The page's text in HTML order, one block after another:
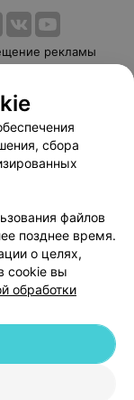
рекламы
оплаты
Республика Беларусь,
сбора
файлов
позднее время.
о целях,
cookie вы
обработки